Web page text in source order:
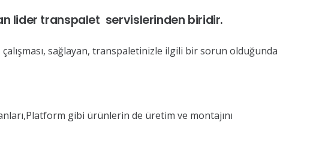
lider transpalet servislerinden biridir.
sağlayan, transpaletinizle ilgili bir sorun olduğunda
gibi ürünlerin de üretim ve montajını